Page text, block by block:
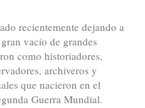
recientemente dejando a
vacío de grandes
como historiadores,
archiveros y
que nacieron en el
Guerra Mundial.